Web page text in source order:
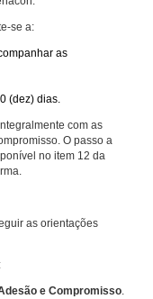
se a:
as
(dez) dias.
com as
O passo a
no item 12 da
as orientações
e Compromisso.